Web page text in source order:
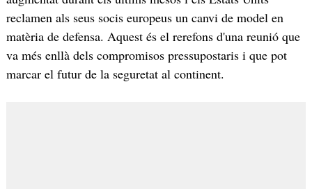
reclamen als seus socis europeus un canvi de model en
matèria de defensa. Aquest és el rerefons d'una reunió que
va més enllà dels compromisos pressupostaris i que pot
marcar el futur de la seguretat al continent.